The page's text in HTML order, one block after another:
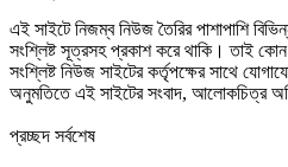
এই সাইটে নিজম্ব নিউজ তৈরির পাশাপাশি
সংশ্লিষ্ট সূত্রসহ প্রকাশ করে থাকি। তাই
সংশ্লিষ্ট নিউজ সাইটের কর্তৃপক্ষের সাথে
অনুমতিতে এই সাইটের সংবাদ, আলোকচিত্র
প্রচ্ছদ সর্বশেষ